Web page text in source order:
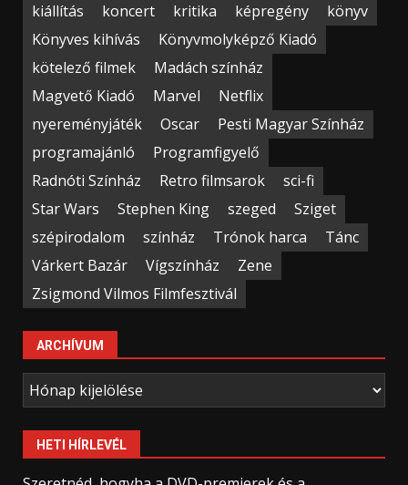
kiállítás
koncert kritika képregény
könyv
Könyves kihívás
Könyvmolyképző Kiadó
kötelező filmek
Madách színház
Magvető Kiadó
Marvel
Netflix
nyereményjáték
Oscar
Pesti Magyar Színház
programajánló
Programfigyelő
Radnóti Színház
Retro filmsarok
sci-fi
Star Wars
Stephen King szeged
Sziget
szépirodalom
színház Trónok harca
Tánc
Várkert Bazár
Vígszínház
Zene
Zsigmond Vilmos Filmfesztivál
ARCHÍVUM
Archívum
HETI HÍRLEVÉL